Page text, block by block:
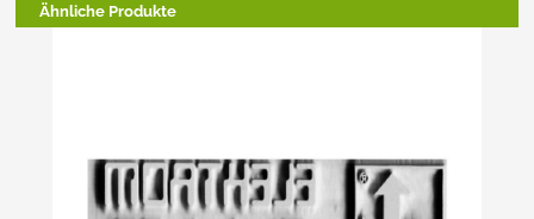
Ähnliche Produkte